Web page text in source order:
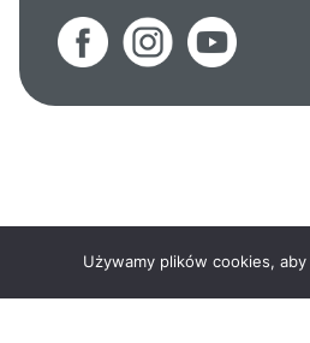
Używamy plików cookies,